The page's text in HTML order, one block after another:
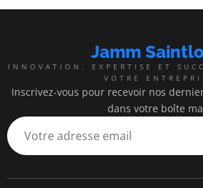
Jamm
INNOVATION, EXPERTISE ET
VOTRE
Inscrivez-vous pour recevoir nos
dans votre boîte